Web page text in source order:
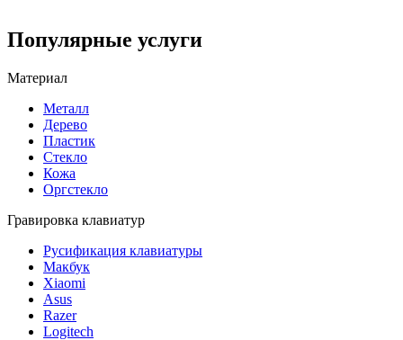
Популярные услуги
Материал
Металл
Дерево
Пластик
Стекло
Кожа
Оргстекло
Гравировка клавиатур
Русификация клавиатуры
Макбук
Xiaomi
Asus
Razer
Logitech